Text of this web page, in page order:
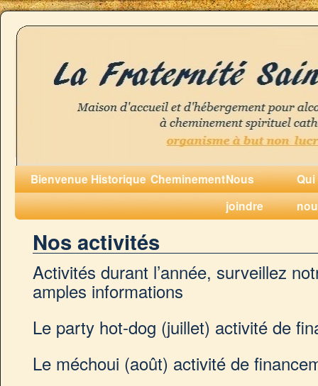
BienvenueHistorique CheminementNous
joindre
Nos activités
Activités durant l’année, surveillez
amples informations
Le party hot-dog (juillet) activité de
Le méchoui (août) activité de